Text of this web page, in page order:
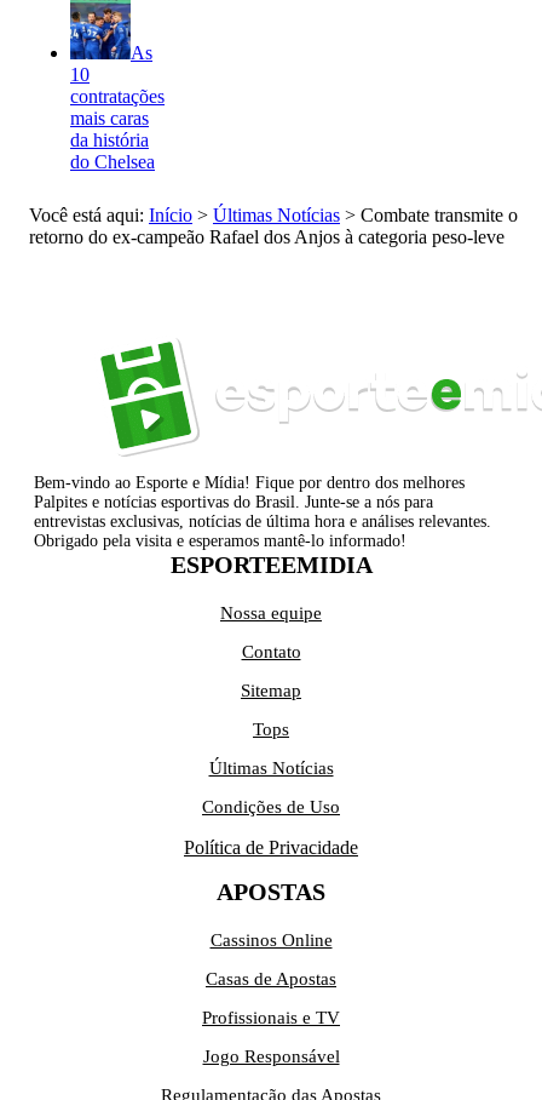
As
10
contratações
mais caras
da história
do Chelsea
Você está aqui: Início > Últimas Notícias > Combate transmite o
retorno do ex-campeão Rafael dos Anjos à categoria peso-leve
Bem-vindo ao Esporte e Mídia! Fique por dentro dos melhores
Palpites e notícias esportivas do Brasil. Junte-se a nós para
entrevistas exclusivas, notícias de última hora e análises relevantes.
Obrigado pela visita e esperamos mantê-lo informado!
ESPORTEEMIDIA
Nossa equipe
Contato
Sitemap
Tops
Últimas Notícias
Condições de Uso
Política de Privacidade
APOSTAS
Cassinos Online
Casas de Apostas
Profissionais e TV
Jogo Responsável
Regulamentação das Apostas